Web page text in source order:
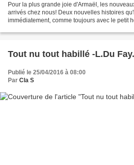
Pour la plus grande joie d'Armaël, les
arrivés chez nous! Deux nouvelles histoires
immédiatement, comme toujours avec le petit
Tout nu tout habillé -L.Du Fay.
Publié le 25/04/2016 à 08:00
Par Cla S